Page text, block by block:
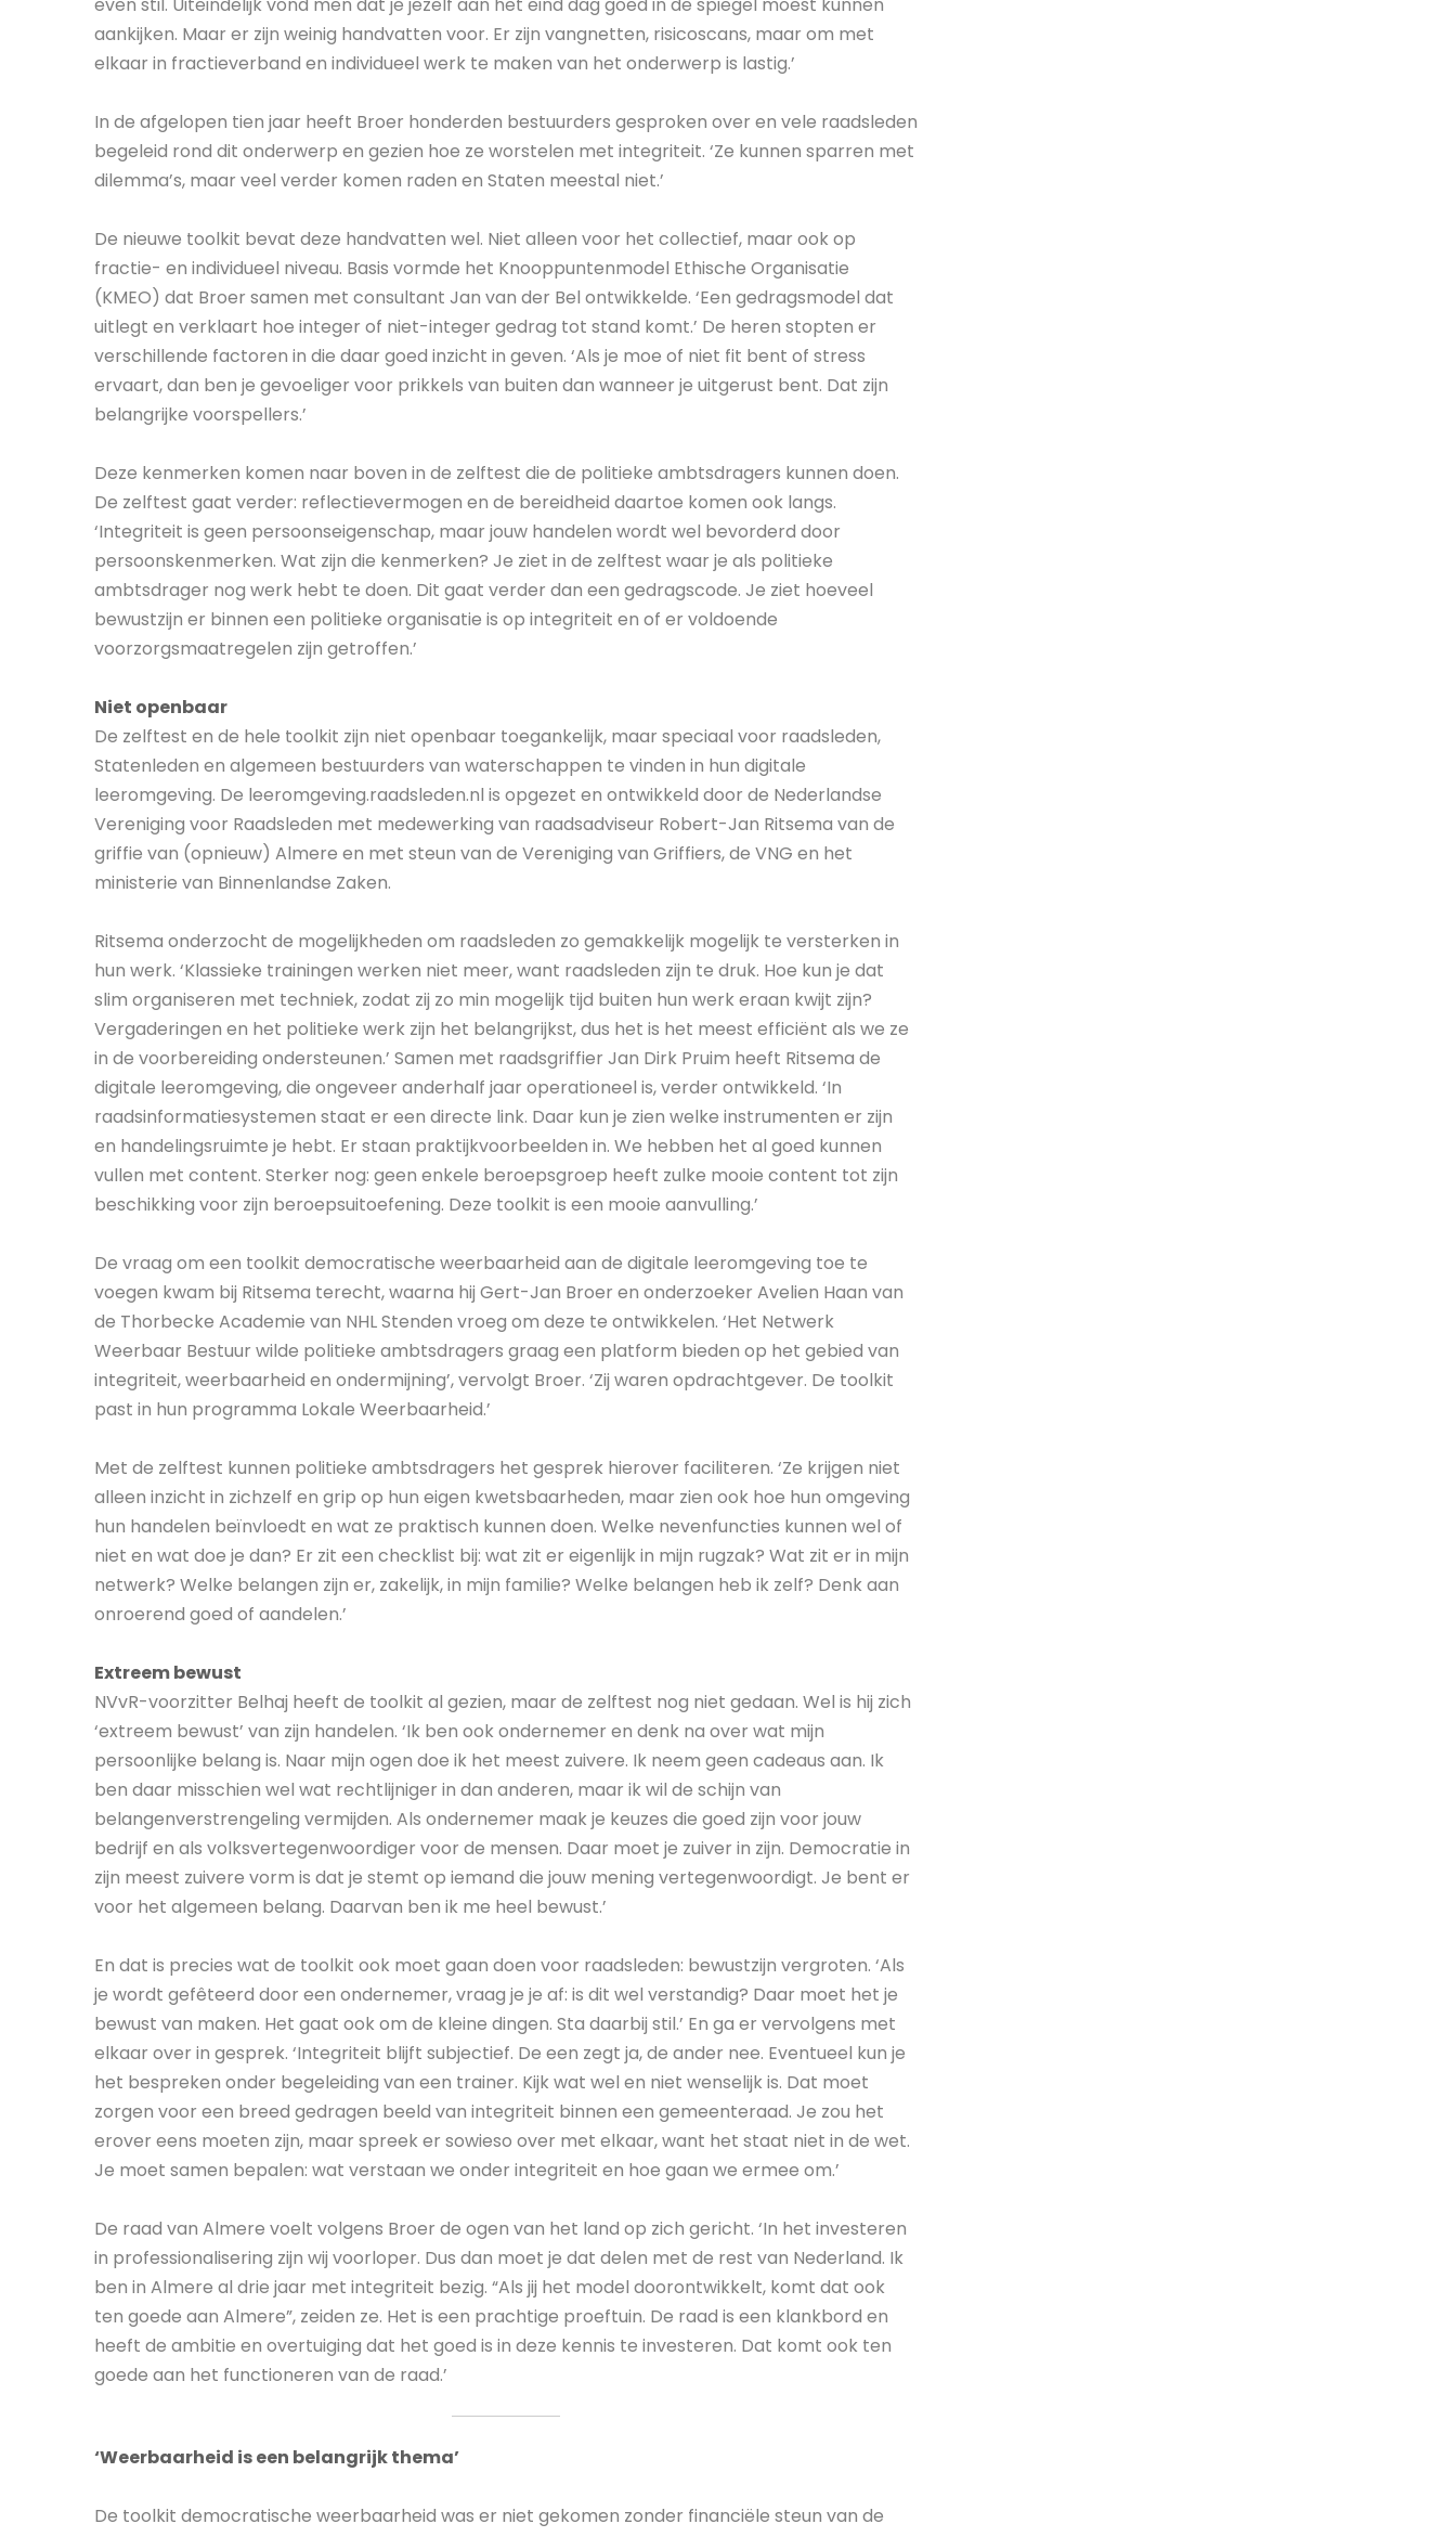
aankijken. Maar er zijn weinig handvatten voor. Er zijn vangnetten, risicoscans, maar om met
elkaar in fractieverband en individueel werk te maken van het onderwerp is lastig.’
In de afgelopen tien jaar heeft Broer honderden bestuurders gesproken over en vele raadsleden
begeleid rond dit onderwerp en gezien hoe ze worstelen met integriteit. ‘Ze kunnen sparren met
dilemma’s, maar veel verder komen raden en Staten meestal niet.’
De nieuwe toolkit bevat deze handvatten wel. Niet alleen voor het collectief, maar ook op
fractie- en individueel niveau. Basis vormde het Knooppuntenmodel Ethische Organisatie
(KMEO) dat Broer samen met consultant Jan van der Bel ontwikkelde. ‘Een gedragsmodel dat
uitlegt en verklaart hoe integer of niet-integer gedrag tot stand komt.’ De heren stopten er
verschillende factoren in die daar goed inzicht in geven. ‘Als je moe of niet fit bent of stress
ervaart, dan ben je gevoeliger voor prikkels van buiten dan wanneer je uitgerust bent. Dat zijn
belangrijke voorspellers.’
Deze kenmerken komen naar boven in de zelftest die de politieke ambtsdragers kunnen doen.
De zelftest gaat verder: reflectievermogen en de bereidheid daartoe komen ook langs.
‘Integriteit is geen persoonseigenschap, maar jouw handelen wordt wel bevorderd door
persoonskenmerken. Wat zijn die kenmerken? Je ziet in de zelftest waar je als politieke
ambtsdrager nog werk hebt te doen. Dit gaat verder dan een gedragscode. Je ziet hoeveel
bewustzijn er binnen een politieke organisatie is op integriteit en of er voldoende
voorzorgsmaatregelen zijn getroffen.’
Niet openbaar
De zelftest en de hele toolkit zijn niet openbaar toegankelijk, maar speciaal voor raadsleden,
Statenleden en algemeen bestuurders van waterschappen te vinden in hun digitale
leeromgeving. De leeromgeving.raadsleden.nl is opgezet en ontwikkeld door de Nederlandse
Vereniging voor Raadsleden met medewerking van raadsadviseur Robert-Jan Ritsema van de
griffie van (opnieuw) Almere en met steun van de Vereniging van Griffiers, de VNG en het
ministerie van Binnenlandse Zaken.
Ritsema onderzocht de mogelijkheden om raadsleden zo gemakkelijk mogelijk te versterken in
hun werk. ‘Klassieke trainingen werken niet meer, want raadsleden zijn te druk. Hoe kun je dat
slim organiseren met techniek, zodat zij zo min mogelijk tijd buiten hun werk eraan kwijt zijn?
Vergaderingen en het politieke werk zijn het belangrijkst, dus het is het meest efficiënt als we ze
in de voorbereiding ondersteunen.’ Samen met raadsgriffier Jan Dirk Pruim heeft Ritsema de
digitale leeromgeving, die ongeveer anderhalf jaar operationeel is, verder ontwikkeld. ‘In
raadsinformatiesystemen staat er een directe link. Daar kun je zien welke instrumenten er zijn
en handelingsruimte je hebt. Er staan praktijkvoorbeelden in. We hebben het al goed kunnen
vullen met content. Sterker nog: geen enkele beroepsgroep heeft zulke mooie content tot zijn
beschikking voor zijn beroepsuitoefening. Deze toolkit is een mooie aanvulling.’
De vraag om een toolkit democratische weerbaarheid aan de digitale leeromgeving toe te
voegen kwam bij Ritsema terecht, waarna hij Gert-Jan Broer en onderzoeker Avelien Haan van
de Thorbecke Academie van NHL Stenden vroeg om deze te ontwikkelen. ‘Het Netwerk
Weerbaar Bestuur wilde politieke ambtsdragers graag een platform bieden op het gebied van
integriteit, weerbaarheid en ondermijning’, vervolgt Broer. ‘Zij waren opdrachtgever. De toolkit
past in hun programma Lokale Weerbaarheid.’
Met de zelftest kunnen politieke ambtsdragers het gesprek hierover faciliteren. ‘Ze krijgen niet
alleen inzicht in zichzelf en grip op hun eigen kwetsbaarheden, maar zien ook hoe hun omgeving
hun handelen beïnvloedt en wat ze praktisch kunnen doen. Welke nevenfuncties kunnen wel of
niet en wat doe je dan? Er zit een checklist bij: wat zit er eigenlijk in mijn rugzak? Wat zit er in mijn
netwerk? Welke belangen zijn er, zakelijk, in mijn familie? Welke belangen heb ik zelf? Denk aan
onroerend goed of aandelen.’
Extreem bewust
NVvR-voorzitter Belhaj heeft de toolkit al gezien, maar de zelftest nog niet gedaan. Wel is hij zich
‘extreem bewust’ van zijn handelen. ‘Ik ben ook ondernemer en denk na over wat mijn
persoonlijke belang is. Naar mijn ogen doe ik het meest zuivere. Ik neem geen cadeaus aan. Ik
ben daar misschien wel wat rechtlijniger in dan anderen, maar ik wil de schijn van
belangenverstrengeling vermijden. Als ondernemer maak je keuzes die goed zijn voor jouw
bedrijf en als volksvertegenwoordiger voor de mensen. Daar moet je zuiver in zijn. Democratie in
zijn meest zuivere vorm is dat je stemt op iemand die jouw mening vertegenwoordigt. Je bent er
voor het algemeen belang. Daarvan ben ik me heel bewust.’
En dat is precies wat de toolkit ook moet gaan doen voor raadsleden: bewustzijn vergroten. ‘Als
je wordt gefêteerd door een ondernemer, vraag je je af: is dit wel verstandig? Daar moet het je
bewust van maken. Het gaat ook om de kleine dingen. Sta daarbij stil.’ En ga er vervolgens met
elkaar over in gesprek. ‘Integriteit blijft subjectief. De een zegt ja, de ander nee. Eventueel kun je
het bespreken onder begeleiding van een trainer. Kijk wat wel en niet wenselijk is. Dat moet
zorgen voor een breed gedragen beeld van integriteit binnen een gemeenteraad. Je zou het
erover eens moeten zijn, maar spreek er sowieso over met elkaar, want het staat niet in de wet.
Je moet samen bepalen: wat verstaan we onder integriteit en hoe gaan we ermee om.’
De raad van Almere voelt volgens Broer de ogen van het land op zich gericht. ‘In het investeren
in professionalisering zijn wij voorloper. Dus dan moet je dat delen met de rest van Nederland. Ik
ben in Almere al drie jaar met integriteit bezig. “Als jij het model doorontwikkelt, komt dat ook
ten goede aan Almere”, zeiden ze. Het is een prachtige proeftuin. De raad is een klankbord en
heeft de ambitie en overtuiging dat het goed is in deze kennis te investeren. Dat komt ook ten
goede aan het functioneren van de raad.’
‘Weerbaarheid is een belangrijk thema’
De toolkit democratische weerbaarheid was er niet gekomen zonder financiële steun van de